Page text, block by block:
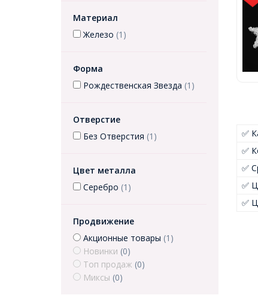
Материал
Железо (1)
Форма
Рождественская Звезда (1)
Отверстие
Без Отверстия (1)
Цвет металла
Серебро (1)
Продвижение
Акционные товары (1)
Новинки (0)
Топ продаж (0)
Миксы (0)
✅
✅
✅
✅
✅